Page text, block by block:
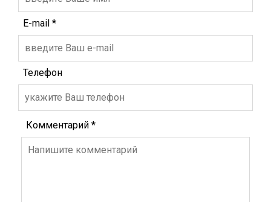
E-mail *
Телефон
Комментарий *